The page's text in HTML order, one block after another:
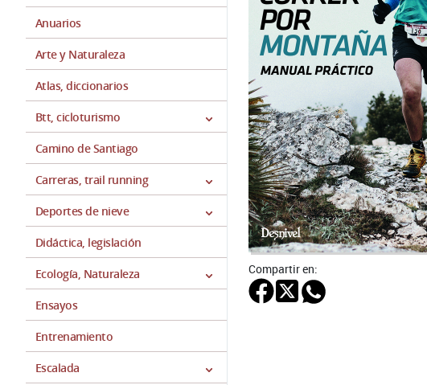
Anuarios
Arte y Naturaleza
Atlas, diccionarios
Btt, cicloturismo
Camino de Santiago
Carreras, trail running
Deportes de nieve
Didáctica, legislación
Ecología, Naturaleza
Ensayos
Entrenamiento
Escalada
Compartir en: